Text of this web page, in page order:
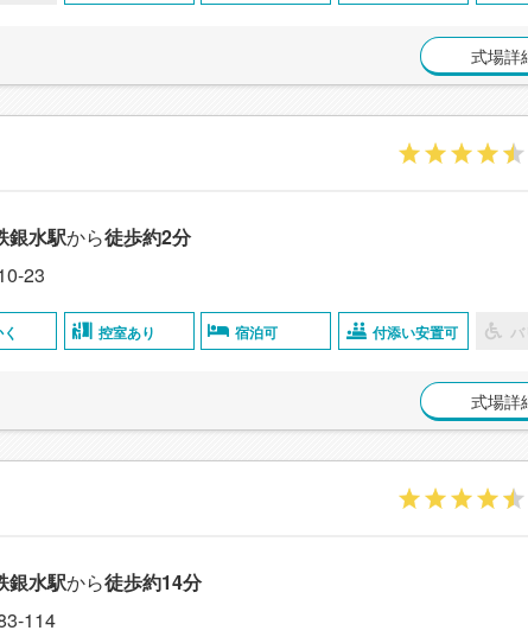
式場詳
銀水駅から徒歩約2分
23
控室あり 宿泊可 付添い安置可
式場詳
銀水駅から徒歩約14分
114